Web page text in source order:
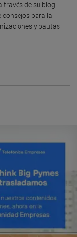
través de su blog
consejos para la
y pautas